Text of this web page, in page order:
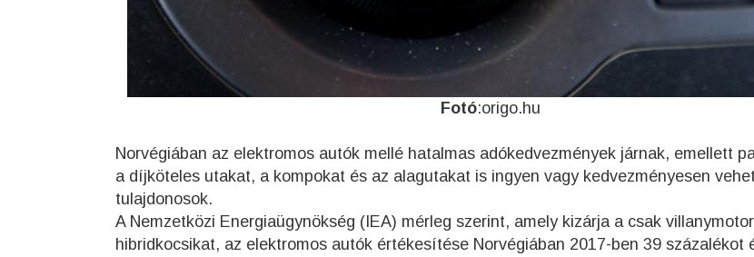
Fotó:origo.hu
Norvégiában az elektromos autók mellé hatalmas adókedvezmények járnak, emellett
a díjköteles utakat, a kompokat és az alagutakat is ingyen vagy kedvezményesen
tulajdonosok.
A Nemzetközi Energiaügynökség (IEA) mérleg szerint, amely kizárja a csak
hibridkocsikat, az elektromos autók értékesítése Norvégiában 2017-ben 39 százalékot